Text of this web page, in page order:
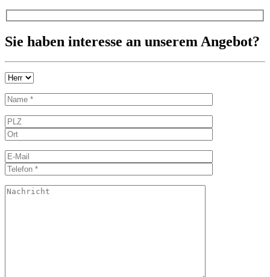
Sie haben interesse an unserem Angebot?